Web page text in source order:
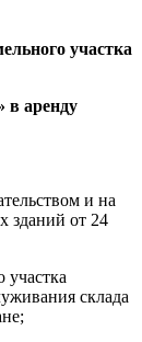
участка
аренду
и на
зданий от 24
участка
склада